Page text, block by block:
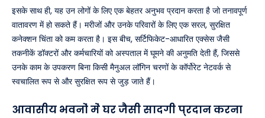
इसके साथ ही, यह उन लोगों के लिए एक बेहतर अनुभव प्रदान करता है जो तनावपूर्ण
वातावरण में हो सकते हैं। मरीजों और उनके परिवारों के लिए एक सरल, सुरक्षित
कनेक्शन चिंता को कम करता है। इस बीच, सर्टिफिकेट-आधारित एक्सेस जैसी
तकनीकें डॉक्टरों और कर्मचारियों को अस्पताल में घूमने की अनुमति देती हैं, जिससे
उनके काम के उपकरण बिना किसी मैनुअल लॉगिन चरणों के कॉर्पोरेट नेटवर्क से
स्वचालित रूप से और सुरक्षित रूप से जुड़ जाते हैं।
आवासीय भवनों में घर जैसी सादगी प्रदान करना